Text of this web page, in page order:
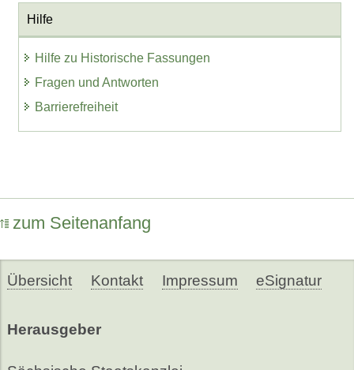
Hilfe
Hilfe zu Historische Fassungen
Fragen und Antworten
Barrierefreiheit
zum Seitenanfang
Übersicht Kontakt Impressum eSignatur
Herausgeber